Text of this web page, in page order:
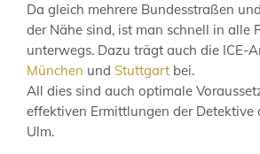
Da gleich mehrere Bundesstraßen
der Nähe sind, ist man schnell in alle
unterwegs. Dazu trägt auch die ICE-
München und Stuttgart bei.
All dies sind auch optimale
effektiven Ermittlungen der Detektive
Ulm.